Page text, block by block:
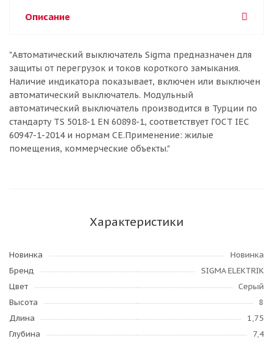
Описание
"Автоматический выключатель Sigma предназначен для
защиты от перегрузок и токов короткого замыкания.
Наличие индикатора показывает, включен или выключен
автоматический выключатель. Модульный
автоматический выключатель производится в Турции по
стандарту TS 5018-1 EN 60898-1, соответствует ГОСТ IEC
60947-1-2014 и нормам CE.Применение: жилые
помещения, коммерческие объекты."
Характеристики
Новинка
Новинка
Бренд
SIGMA ELEKTRIK
Цвет
Серый
Высота
8
Длина
1,75
Глубина
7,4